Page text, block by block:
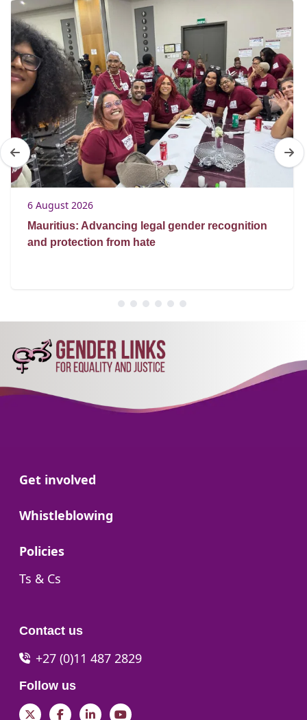
6 August 2026
Mauritius: Advancing legal gender recognition
and protection from hate
Go to:
Get involved
Go to:
Whistleblowing
Go to:
Policies
Go to:
Ts & Cs
Contact us
+27 (0)11 487 2829
Follow us